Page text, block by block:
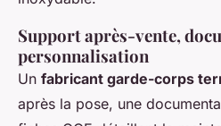
Support après-vente,
personnalisation
Un fabricant garde-corps
après la pose, une